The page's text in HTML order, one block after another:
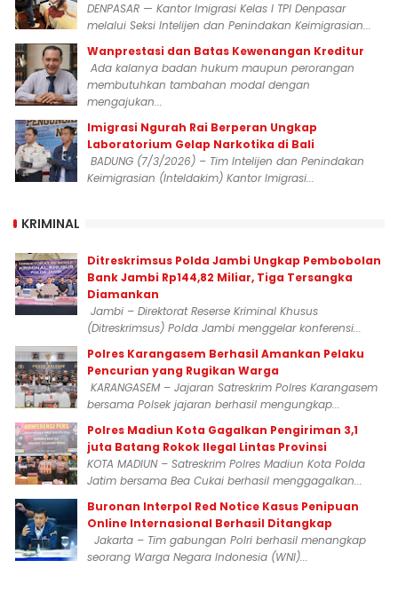
DENPASAR — Kantor Imigrasi Kelas I TPI Denpasar
melalui Seksi Intelijen dan Penindakan Keimigrasian...
Wanprestasi dan Batas Kewenangan Kreditur
Ada kalanya badan hukum maupun perorangan
membutuhkan tambahan modal dengan
mengajukan...
Imigrasi Ngurah Rai Berperan Ungkap
Laboratorium Gelap Narkotika di Bali
BADUNG (7/3/2026) – Tim Intelijen dan Penindakan
Keimigrasian (Inteldakim) Kantor Imigrasi...
KRIMINAL
Ditreskrimsus Polda Jambi Ungkap Pembobolan
Bank Jambi Rp144,82 Miliar, Tiga Tersangka
Diamankan
Jambi – Direktorat Reserse Kriminal Khusus
(Ditreskrimsus) Polda Jambi menggelar konferensi...
Polres Karangasem Berhasil Amankan Pelaku
Pencurian yang Rugikan Warga
KARANGASEM – Jajaran Satreskrim Polres Karangasem
bersama Polsek jajaran berhasil mengungkap...
Polres Madiun Kota Gagalkan Pengiriman 3,1
juta Batang Rokok Ilegal Lintas Provinsi
KOTA MADIUN – Satreskrim Polres Madiun Kota Polda
Jatim bersama Bea Cukai berhasil menggagalkan...
Buronan Interpol Red Notice Kasus Penipuan
Online Internasional Berhasil Ditangkap
Jakarta – Tim gabungan Polri berhasil menangkap
seorang Warga Negara Indonesia (WNI)...